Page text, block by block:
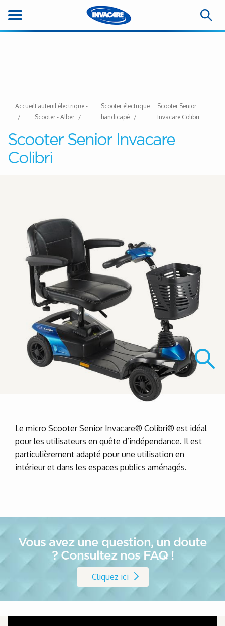
AccueilFauteuil électrique -
Scooter - Alber
Scooter électrique
handicapé
Scooter Senior
Invacare Colibri
Scooter Senior Invacare
Colibri
Le micro Scooter Senior Invacare® Colibri® est idéal
pour les utilisateurs en quête d’indépendance. Il est
particulièrement adapté pour une utilisation en
intérieur et dans les espaces publics aménagés.
Vous avez une question, un doute
? Consultez nos FAQ !
Cliquez ici